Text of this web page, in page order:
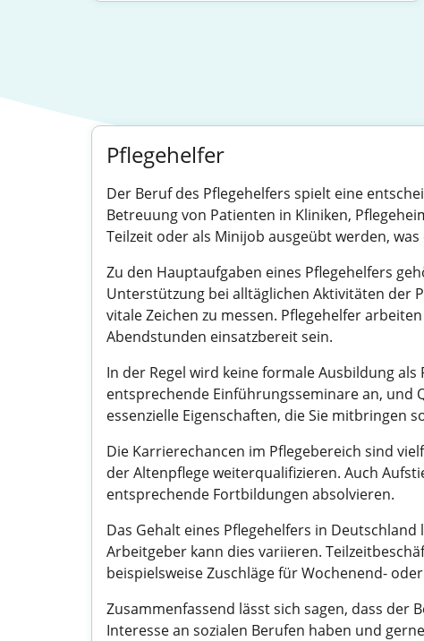
Pflegehelfer
Der Beruf des Pflegehelfers spielt eine
Betreuung von Patienten in Kliniken,
Teilzeit oder als Minijob ausgeübt werden,
Zu den Hauptaufgaben eines Pflegehelfers
Unterstützung bei alltäglichen Aktivitäten der
vitale Zeichen zu messen. Pflegehelfer
Abendstunden einsatzbereit sein.
In der Regel wird keine formale Ausbildung
entsprechende Einführungsseminare an, und
essenzielle Eigenschaften, die Sie mitbringen
Die Karrierechancen im Pflegebereich sind
der Altenpflege weiterqualifizieren. Auch
entsprechende Fortbildungen absolvieren.
Das Gehalt eines Pflegehelfers in
Arbeitgeber kann dies variieren.
beispielsweise Zuschläge für Wochenend-
Zusammenfassend lässt sich sagen, dass der
Interesse an sozialen Berufen haben und